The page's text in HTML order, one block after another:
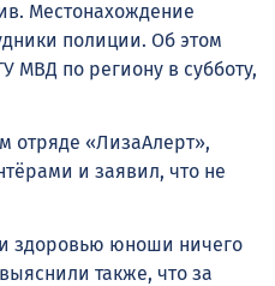
Местонахождение
полиции. Об этом
МВД по региону в субботу,
отряде «ЛизаАлерт»,
и заявил, что не
здоровью юноши ничего
также, что за